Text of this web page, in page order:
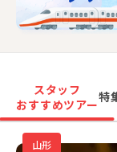
スタッフ
おすすめツアー特
山形